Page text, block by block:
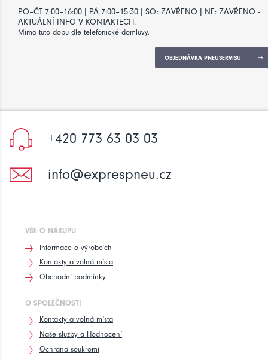
PO–ČT 7:00–16:00 | PÁ 7:00–15:30 | SO: ZAVŘENO | NE: ZAVŘENO -
AKTUÁLNÍ INFO V KONTAKTECH.
Mimo tuto dobu dle telefonické domluvy.
OBJEDNÁVKA PNEUSERVISU
+420 773 63 03 03
info@exprespneu.cz
VŠE O NÁKUPU
Informace o výrobcích
Kontakty a volná místa
Obchodní podmínky
O SPOLEČNOSTI
Kontakty a volná místa
Naše služby a Hodnocení
Ochrana soukromí